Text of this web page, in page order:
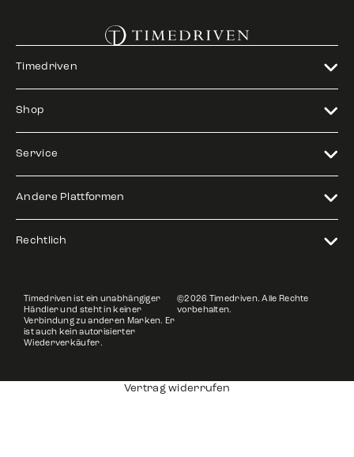
Timedriven
Shop
Service
Andere Plattformen
Rechtlich
Timedriven ist ein unabhängiger
Händler und steht in keiner
Verbindung zu anderen Marken. Er
ist auch kein autorisierter
Wiederverkäufer.
©2026 Timedriven. Alle Rechte
vorbehalten.
Vertrag widerrufen